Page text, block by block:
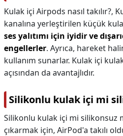
Kulak içi Airpods nasıl takılır?,
kanalına yerleştirilen küçük
ses yalıtımı için iyidir ve
engellerler. Ayrıca, hareket
kullanım sunarlar. Kulak içi
açısından da avantajlıdır.
Silikonlu kulak içi mi
Silikonlu kulak içi mi silikonsuz
çıkarmak için, AirPod'a takılı